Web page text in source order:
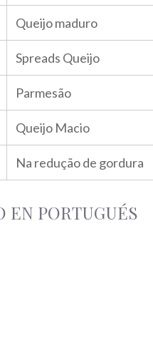
Queijo maduro
Spreads Queijo
Parmesão
Queijo Macio
Na redução de gordura
EN PORTUGUÉS